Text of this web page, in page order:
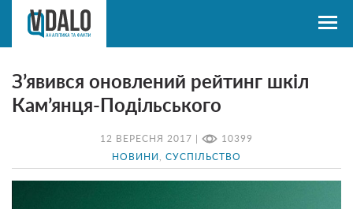
12 ВЕРЕСНЯ 2017 | 10399
НОВИНИ СУСПІЛЬСТВО
З’явився оновлений рейтинг шкіл
Кам’янця-Подільського